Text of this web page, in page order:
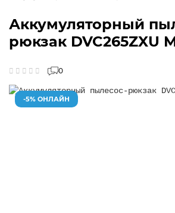
Аккумуляторный
рюкзак DVC265ZXU
0
-5% ОНЛАЙН